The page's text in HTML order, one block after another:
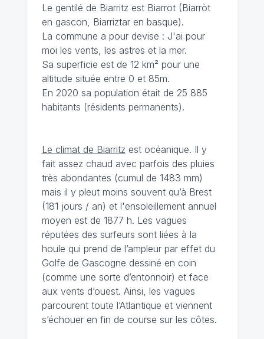
Le gentilé de Biarritz est Biarrot (Biarròt
en gascon, Biarriztar en basque).
La commune a pour devise : J'ai pour
moi les vents, les astres et la mer.
Sa superficie est de 12 km² pour une
altitude située entre 0 et 85m.
En 2020 sa population était de 25 885
habitants (résidents permanents).
Le climat de Biarritz est océanique. Il y
fait assez chaud avec parfois des pluies
très abondantes (cumul de 1483 mm)
mais il y pleut moins souvent qu’à Brest
(181 jours / an) et l'ensoleillement annuel
moyen est de 1877 h. Les vagues
réputées des surfeurs sont liées à la
houle qui prend de l’ampleur par effet du
Golfe de Gascogne dessiné en coin
(comme une sorte d’entonnoir) et face
aux vents d’ouest. Ainsi, les vagues
parcourent toute l’Atlantique et viennent
s’échouer en fin de course sur les côtes.